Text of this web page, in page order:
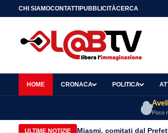
CHI SIAMOCONTATTIPUBBLICITÀCERCA
HOME CRONACA POLITICA
Poco
ULTIME NOTIZIE Miasmi, comitati dal